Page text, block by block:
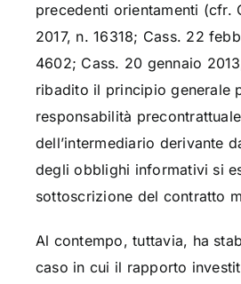
precedenti orientamenti (cfr.
2017, n. 16318; Cass. 22
4602; Cass. 20 gennaio
ribadito il principio generale
responsabilità precontrattuale
dell’intermediario derivante
degli obblighi informativi si
sottoscrizione del contratto
Al contempo, tuttavia, ha
caso in cui il rapporto